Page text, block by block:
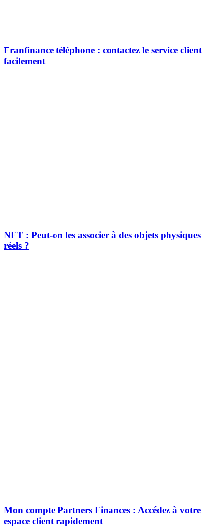
Franfinance téléphone : contactez le service client
facilement
NFT : Peut-on les associer à des objets physiques
réels ?
Mon compte Partners Finances : Accédez à votre
espace client rapidement